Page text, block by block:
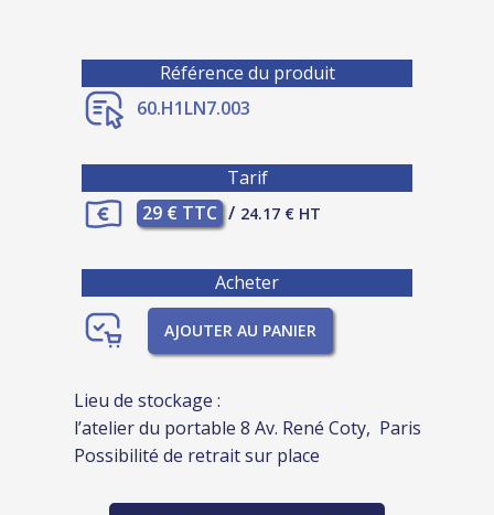
Référence du produit
60.H1LN7.003
Tarif
29 € TTC / 24.17 € HT
Acheter
AJOUTER AU PANIER
Lieu de stockage :
l’atelier du portable 8 Av. René Coty, Paris
Possibilité de retrait sur place